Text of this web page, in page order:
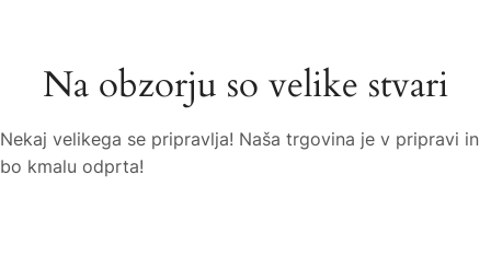
Na obzorju so velike stvari
Nekaj ​​velikega se pripravlja! Naša trgovina je v pripravi in ​​
bo kmalu odprta!